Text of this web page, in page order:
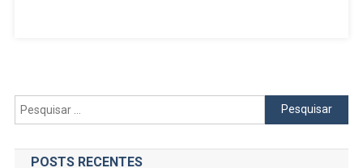
Pesquisar
por:
POSTS RECENTES